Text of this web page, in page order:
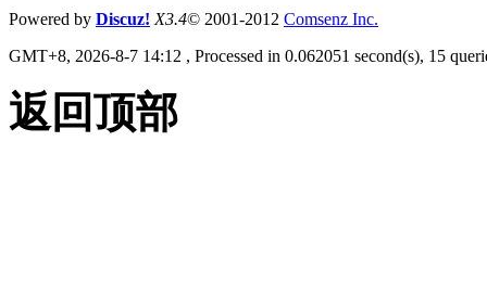
Powered by Discuz! X3.4© 2001-2012 Comsenz Inc.
GMT+8, 2026-8-7 14:12 , Processed in 0.062051 second(s), 15
返回顶部